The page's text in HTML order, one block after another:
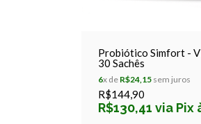
Probiótico Simfort -
30 Sachês
6x de R$24,15 sem juros
R$144,90
R$130,41 via Pix